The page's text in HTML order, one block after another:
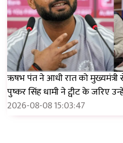
ऋषभ पंत ने आधी रात को मुख्यमंत्री
पुष्कर सिंह धामी ने ट्वीट के जरिए
2026-08-08 15:03:47